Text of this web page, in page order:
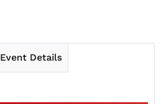
Event Details